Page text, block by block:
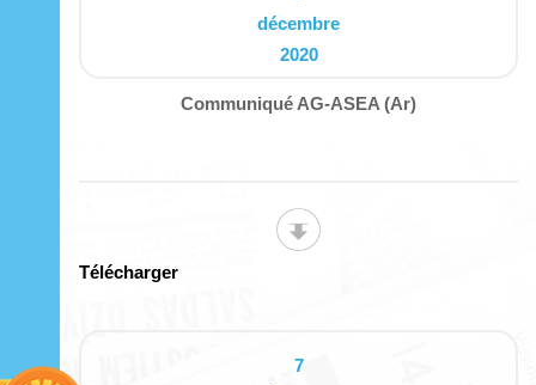
décembre
2020
Communiqué AG-ASEA (Ar)
Télécharger
7